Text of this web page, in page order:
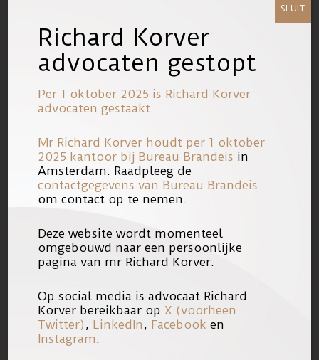
Rechter en de Raad advies had
gekregen een thuisplaatsing te
onderzoeken maar dit telkens had
nagelaten. Ook overweegt het Hof dat
de gecertificeerde instelling eveneens
had nagelaten, wederom ondanks
advies van de Raad en Rechter
daartoe, de contactmomenten te
intensiveren.
Omdat het Hof niet was gebleken dat
de moeder over geen danwel
beschikken om haar dochter niet zelf
op te voeden en zij bereid was alle
hulpverlening voor het laten slagen
Richard Korver
advocaten gestopt
Per 1 oktober 2025 is Richard Korver
advocaten gestaakt.
Mr Richard Korver houdt per 1 oktober
2025 kantoor bij Bureau Brandeis in
Amsterdam. Raadpleeg de
contactgegevens van Bureau Brandeis
om contact op te nemen.
Deze website wordt momenteel
omgebouwd naar een persoonlijke
pagina van mr Richard Korver.
Op social media is advocaat Richard
Korver bereikbaar op X (voorheen
Twitter) , LinkedIn , Facebook en
Instagram .
SLUIT